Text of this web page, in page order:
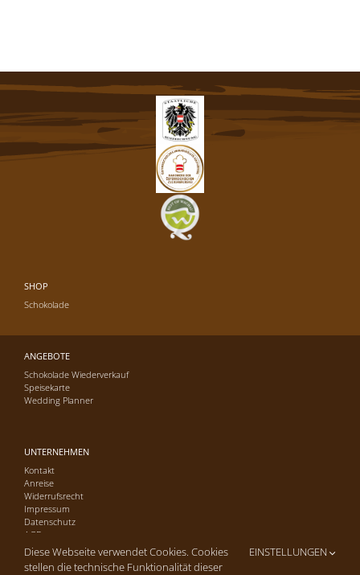
SHOP
Schokolade
ANGEBOTE
Schokolade Wiederverkauf
Speisekarte
Wedding Planner
UNTERNEHMEN
Kontakt
Anreise
Widerrufsrecht
Impressum
Datenschutz
AGB
Diese Webseite verwendet Cookies. Cookies
stellen die technische Funktionalität dieser
EINSTELLUNGEN